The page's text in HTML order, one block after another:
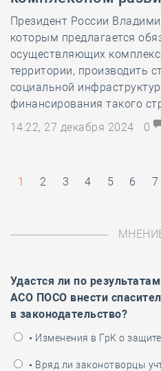
Президент России
которым предлагается
осуществляющих
территории, производить
социальной
финансирования такого
14:22, 27 декабря 2024
0
1 2 3 4 5 6 7
Удастся ли по результатам
АСО ПОСО внести
в законодательство?
• Изменения в ГрК о
• Вряд ли законотворцы